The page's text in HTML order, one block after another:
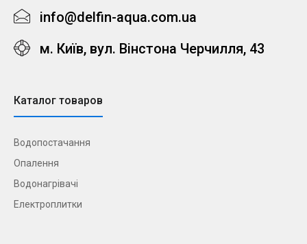
info@delfin-aqua.com.ua
м. Київ, вул. Вінстона Черчилля, 43
Каталог товаров
Водопостачання
Опалення
Водонагрівачі
Електроплитки